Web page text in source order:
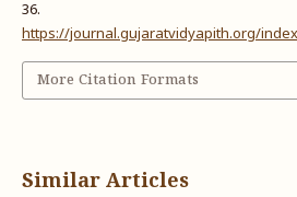
36.
https://journal.gujaratvidyapith.org/
More Citation Formats
Similar Articles